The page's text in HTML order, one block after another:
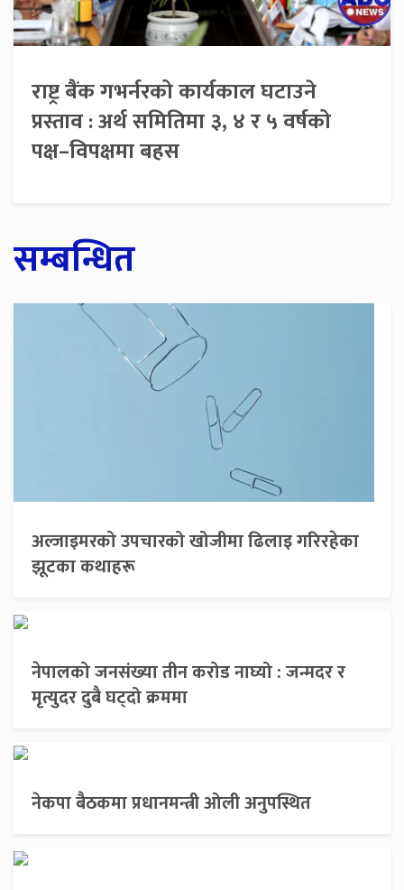
राष्ट्र बैंक गभर्नरको कार्यकाल घटाउने
प्रस्ताव : अर्थ समितिमा ३, ४ र ५ वर्षको
पक्ष–विपक्षमा बहस
सम्बन्धित
अल्जाइमरको उपचारको खोजीमा ढिलाइ गरिरहेका
झूटका कथाहरू
नेपालको जनसंख्या तीन करोड नाघ्यो : जन्मदर र
मृत्युदर दुबै घट्दो क्रममा
नेकपा बैठकमा प्रधानमन्त्री ओली अनुपस्थित